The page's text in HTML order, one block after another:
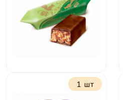
Красный мак
1 шт